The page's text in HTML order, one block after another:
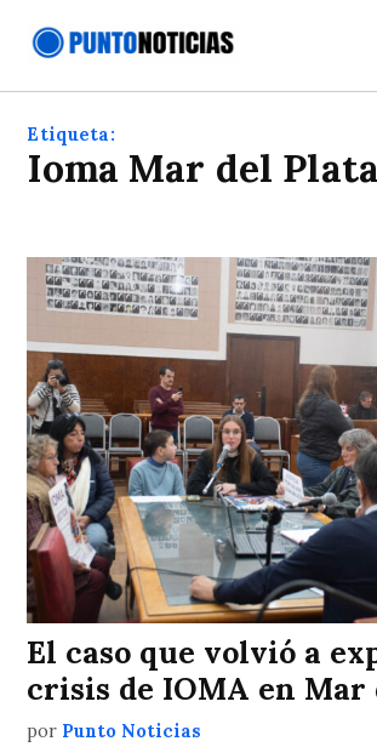
Noticias
Etiqueta:
Ioma Mar del Plata
El caso que volvió a
crisis de IOMA en Mar
por Punto Noticias